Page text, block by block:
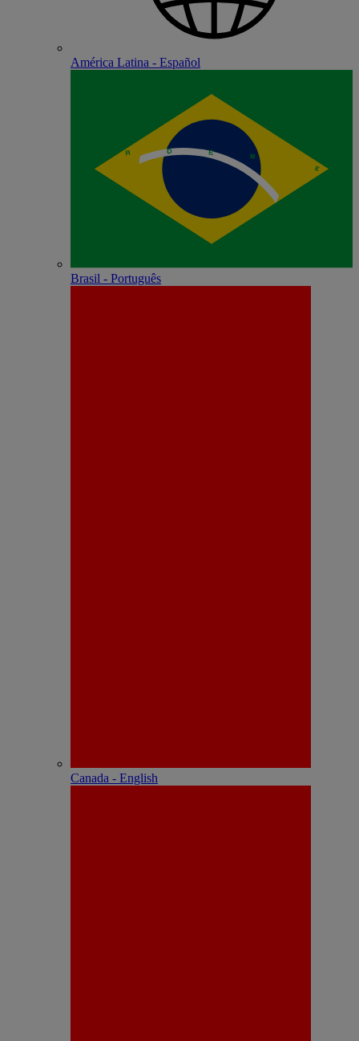
América Latina - Español
Brasil - Português
Canada - English